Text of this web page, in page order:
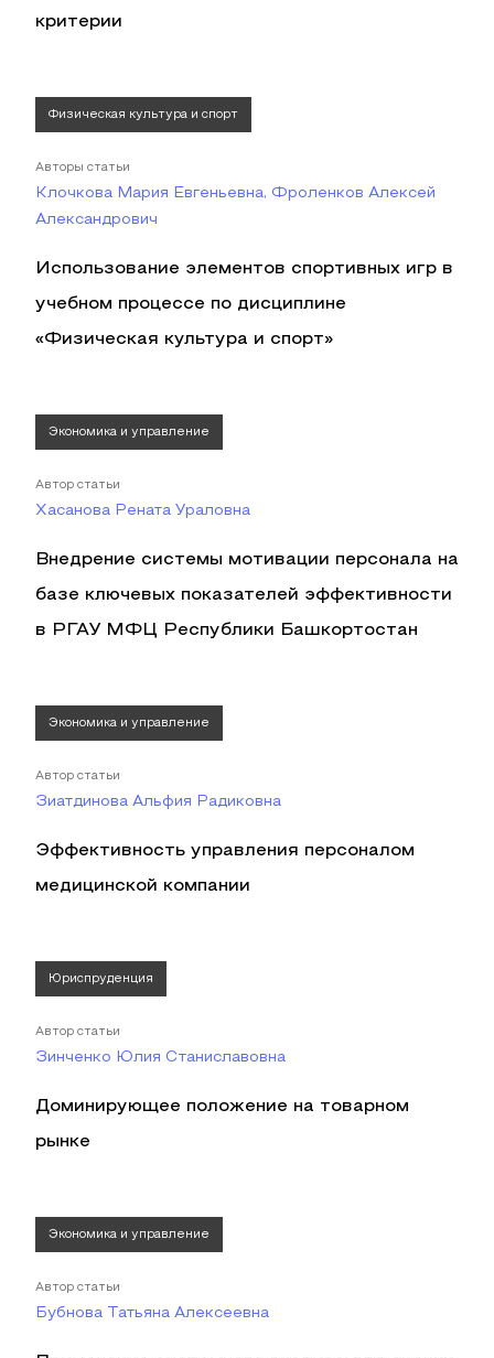
критерии
Физическая культура и спорт
Авторы статьи
Клочкова Мария Евгеньевна, Фроленков Алексей
Александрович
Использование элементов спортивных игр в
учебном процессе по дисциплине
«Физическая культура и спорт»
Экономика и управление
Автор статьи
Хасанова Рената Ураловна
Внедрение системы мотивации персонала на
базе ключевых показателей эффективности
в РГАУ МФЦ Республики Башкортостан
Экономика и управление
Автор статьи
Зиатдинова Альфия Радиковна
Эффективность управления персоналом
медицинской компании
Юриспруденция
Автор статьи
Зинченко Юлия Станиславовна
Доминирующее положение на товарном
рынке
Экономика и управление
Автор статьи
Бубнова Татьяна Алексеевна